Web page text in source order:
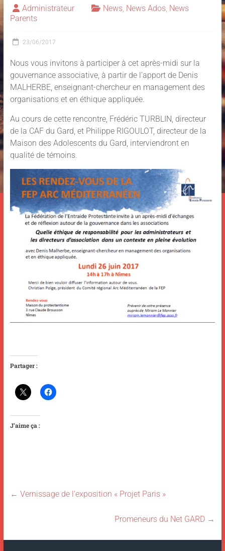
Administrateur News, News Ados, News
Parents
23/06/2017
Nous vous invitons à participer à cet après-midi sur la
gouvernance associative, à partir de l’apport de Denis
MALHERBE, enseignant-chercheur en management des
organisations et en éthique appliquée.
Au cours de cette rencontre, Frédéric TURBLIN, directeur
de la CAF du Gard, et Philippe RIGOULOT, directeur de la
Maison des Adolescents du Gard, interviendront en
qualité de témoins.
Partager :
J’aime ça :
← Vernissage de l’exposition « Projet Paris »
Promeneurs du Net GARD →